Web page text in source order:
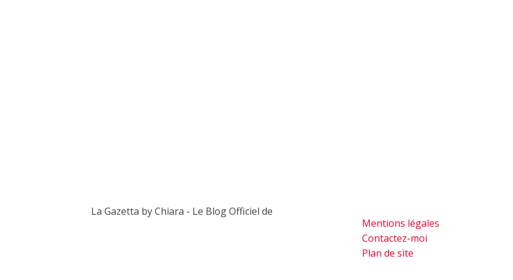
La Gazetta by Chiara - Le Blog Officiel de
Mentions légales
Contactez-moi
Plan de site